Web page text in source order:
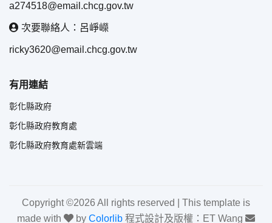
a274518@email.chcg.gov.tw
次要聯絡人：呂崢嶸
ricky3620@email.chcg.gov.tw
有用連結
彰化縣政府
彰化縣政府教育處
彰化縣政府教育處新雲端
Copyright ©2026 All rights reserved | This template is
made with
by Colorlib 程式設計及版權：ET Wang